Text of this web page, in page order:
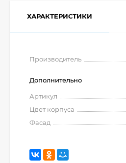
ХАРАКТЕРИСТИКИ
Производитель
Дополнительно
Артикул
Цвет корпуса
Фасад